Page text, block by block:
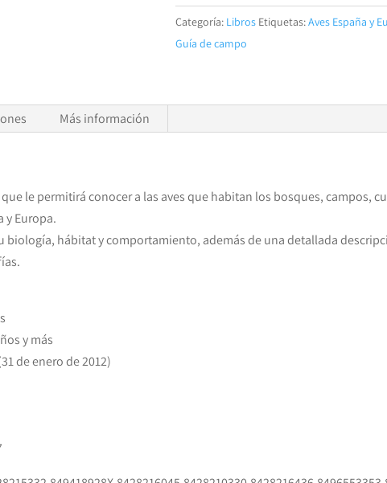
Categoría: Libros Etiquetas:Aves España y
Guía de campo
Más información
le permitirá conocer a las aves que habitan los bosques, campos,
y Europa.
biología, hábitat y comportamiento, además de una detallada
y más
de enero de 2012)